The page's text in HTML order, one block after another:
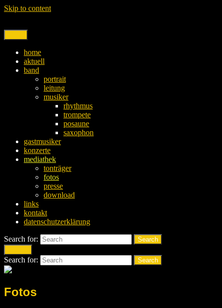
Skip to content
home
aktuell
band
portrait
leitung
musiker
rhythmus
trompete
posaune
saxophon
gastmusiker
konzerte
mediathek
tonträger
fotos
presse
download
links
kontakt
datenschutzerklärung
Search for:
Search
Search for: Search
Fotos